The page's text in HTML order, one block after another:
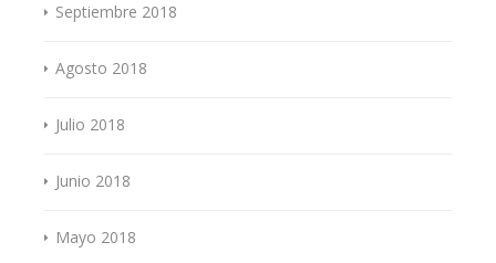
Septiembre 2018
Agosto 2018
Julio 2018
Junio 2018
Mayo 2018